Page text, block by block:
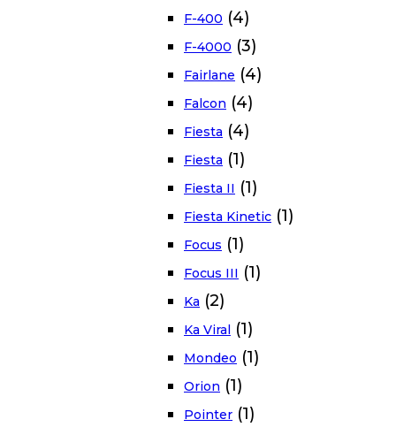
F-400 (4)
F-4000 (3)
Fairlane (4)
Falcon (4)
Fiesta (4)
Fiesta (1)
Fiesta II (1)
Fiesta Kinetic (1)
Focus (1)
Focus III (1)
Ka (2)
Ka Viral (1)
Mondeo (1)
Orion (1)
Pointer (1)